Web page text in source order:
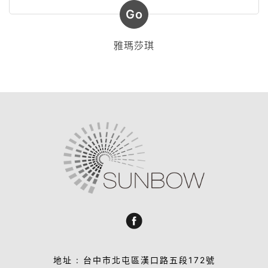
Go
雅瑪莎琪
地址 : 台中市北屯區漢口路五段172號